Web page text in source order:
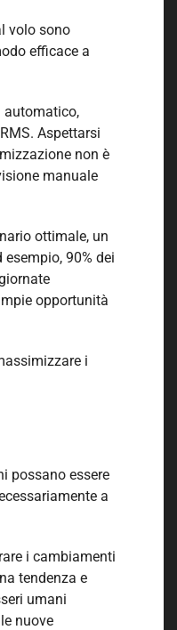
volo sono
efficace a
automatico,
Aspettarsi
non è
manuale
ottimale, un
90% dei
opportunità
i
possano essere
a
i cambiamenti
tendenza e
umani
nuove